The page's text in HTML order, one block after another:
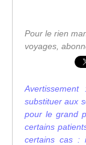
Pour le rien
voyages,
substituer aux
pour le grand
certains
certains cas :